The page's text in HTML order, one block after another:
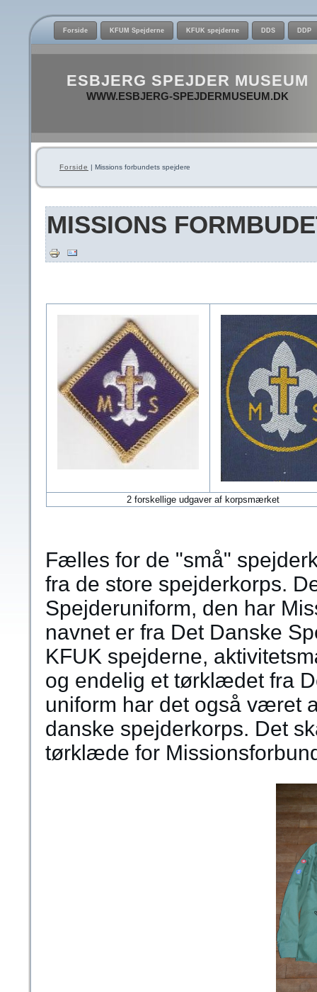
Forside KFUM Spejderne KFUK spejderne DDS DDP
ESBJERG SPEJDER MUSEUM
WWW.ESBJERG-SPEJDERMUSEUM.DK
Forside | Missions forbundets spejdere
MISSIONS
2 forskellige udgaver af korpsmærket
Fælles for de "små"
fra de store spejderkorps.
Spejderuniform, den har
navnet er fra Det Danske
KFUK spejderne,
og endelig et tørklædet fra
uniform har det også været
danske spejderkorps. Det
tørklæde for